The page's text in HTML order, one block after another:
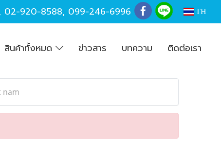
02-920-8588, 099-246-6996 TH
สินค้าทั้งหมด ข่าวสาร บทความ ติดต่อเรา
nam